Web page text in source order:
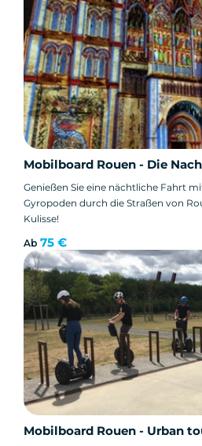
Mobilboard Rouen - Die
Genießen Sie eine nächtliche Fahrt
Gyropoden durch die Straßen von
Kulisse!
Ab 75 €
Mobilboard Rouen - Urban